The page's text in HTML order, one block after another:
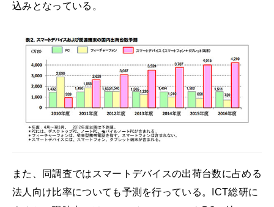
込みとなっている。
また、同調査ではスマートデバイスの出荷台数に占める
法人向け比率についても予測を行っている。ICT総研に